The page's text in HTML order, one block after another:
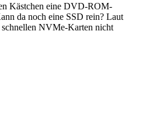
Kästchen eine DVD-ROM-
da noch eine SSD rein? Laut
schnellen NVMe-Karten nicht